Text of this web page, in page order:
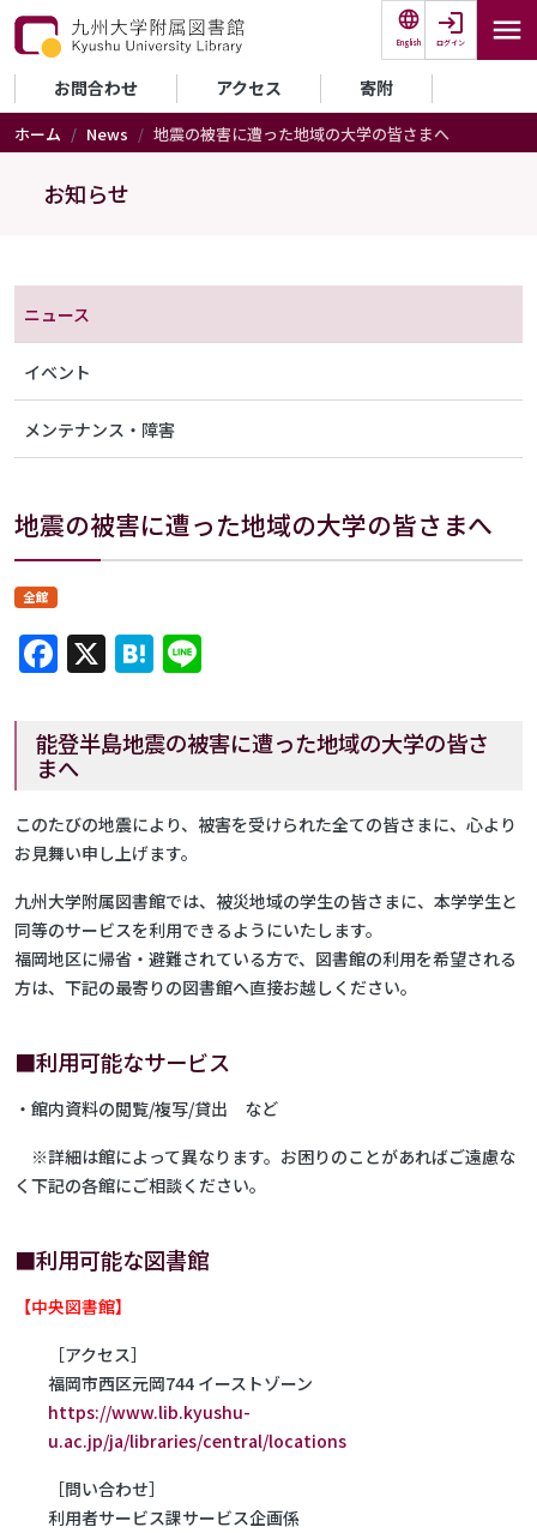
メインコンテンツに移動
English ログイン
セカンダリーメニュー
お問合わせ アクセス 寄附
ホーム News 地震の被害に遭った地域の大学の皆さまへ
お知らせ
地震の被害に遭った地域の大学の皆さまへ
全館
Facebook
X Hatena
能登半島地震の被害に遭った地域の大学の皆さ
まへ
このたびの地震により、被害を受けられた全ての皆さまに、心より
お見舞い申し上げます。
九州大学附属図書館では、被災地域の学生の皆さまに、本学学生と
同等のサービスを利用できるようにいたします。
福岡地区に帰省・避難されている方で、図書館の利用を希望される
方は、下記の最寄りの図書館へ直接お越しください。
■利用可能なサービス
・館内資料の閲覧/複写/貸出 など
※詳細は館によって異なります。お困りのことがあればご遠慮な
く下記の各館にご相談ください。
■利用可能な図書館
【中央図書館】
［アクセス］
福岡市西区元岡744 イーストゾーン
https://www.lib.kyushu-
u.ac.jp/ja/libraries/central/locations
［問い合わせ］
利用者サービス課サービス企画係
ニュース
イベント
メンテナンス・障害